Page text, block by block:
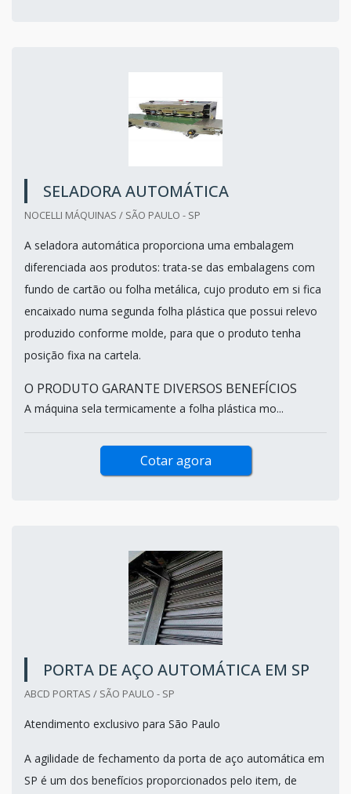
SELADORA AUTOMÁTICA
NOCELLI MÁQUINAS / SÃO PAULO - SP
A seladora automática proporciona uma embalagem
diferenciada aos produtos: trata-se das embalagens com
fundo de cartão ou folha metálica, cujo produto em si fica
encaixado numa segunda folha plástica que possui relevo
produzido conforme molde, para que o produto tenha
posição fixa na cartela.
O PRODUTO GARANTE DIVERSOS BENEFÍCIOS
A máquina sela termicamente a folha plástica mo...
Cotar agora
PORTA DE AÇO AUTOMÁTICA EM SP
ABCD PORTAS / SÃO PAULO - SP
Atendimento exclusivo para São Paulo
A agilidade de fechamento da porta de aço automática em
SP é um dos benefícios proporcionados pelo item, de